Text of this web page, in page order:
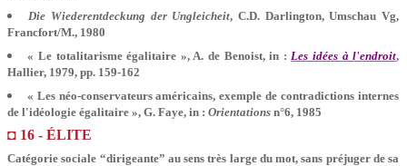
Die Wiederentdeckung der Ungleicheit, C.D. Darlington, Umschau Vg,
Francfort/M., 1980
« Le totalitarisme égalitaire », A. de Benoist, in :Les idées à l'endroit,
Hallier, 1979, pp. 159-162
« Les néo-conservateurs américains, exemple de contradictions internes
de l'idéologie égalitaire », G. Faye, in :Orientations n°6, 1985
◘ 16 - ÉLITE
Catégorie sociale “dirigeante” au sens très large du mot, sans préjuger de sa